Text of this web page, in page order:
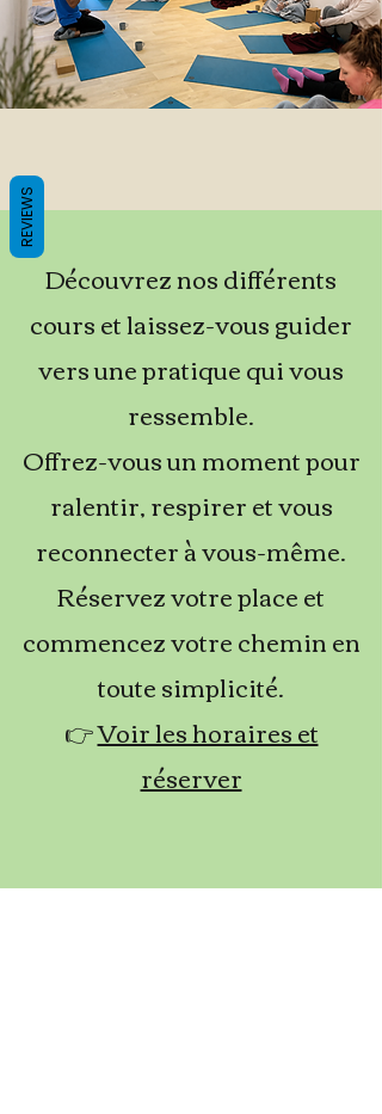
Découvrez nos différents
cours et laissez-vous guider
vers une pratique qui vous
ressemble.
Offrez-vous un moment pour
ralentir, respirer et vous
reconnecter à vous-même.
Réservez votre place et
commencez votre chemin en
toute simplicité.
👉Voir les horaires et
réserver
REVIEWS